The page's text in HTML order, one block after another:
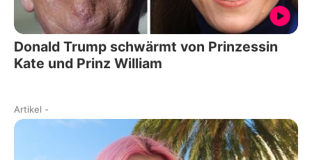
Donald Trump schwärmt von Prinzessin
Kate und Prinz William
Artikel -